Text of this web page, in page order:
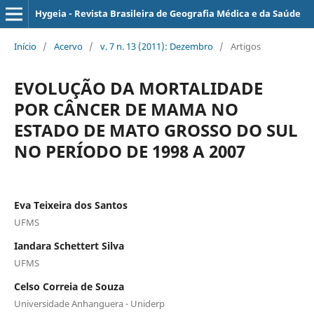
Hygeia - Revista Brasileira de Geografia Médica e da Saúde
Início / Acervo / v. 7 n. 13 (2011): Dezembro / Artigos
EVOLUÇÃO DA MORTALIDADE
POR CÂNCER DE MAMA NO
ESTADO DE MATO GROSSO DO SUL
NO PERÍODO DE 1998 A 2007
Eva Teixeira dos Santos
UFMS
Iandara Schettert Silva
UFMS
Celso Correia de Souza
Universidade Anhanguera - Uniderp